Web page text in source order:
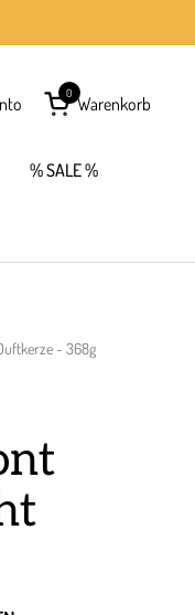
Warenkorb öffnen
Warenkorb
0
% SALE %
- 368g